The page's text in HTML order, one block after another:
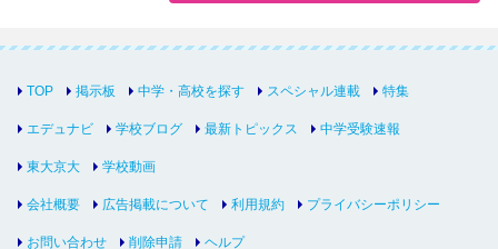
TOP 掲示板 中学・高校を探す スペシャル連載 特集
エデュナビ 学校ブログ 最新トピックス 中学受験速報
東大京大 学校動画
会社概要 広告掲載について 利用規約 プライバシーポリシー
お問い合わせ 削除申請 ヘルプ